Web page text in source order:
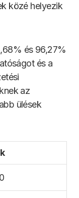
közé helyezik
és 96,27%
és a
az
ülések